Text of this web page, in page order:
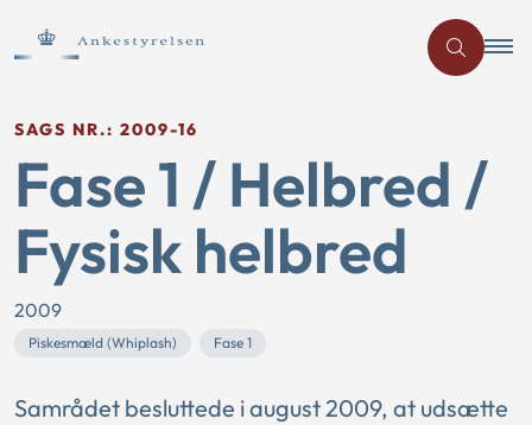
SAGS NR.: 2009-16
Fase 1 / Helbred /
Fysisk helbred
2009
Piskesmæld (Whiplash) Fase 1
Samrådet besluttede i august 2009, at udsætte